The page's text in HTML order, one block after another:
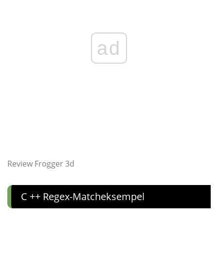
ad
Review Frogger 3d
C ++ Regex-Matcheksempel